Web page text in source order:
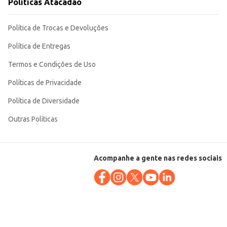
Políticas Atacadão
Política de Trocas e Devoluções
Política de Entregas
Termos e Condições de Uso
Políticas de Privacidade
Política de Diversidade
Outras Políticas
Acompanhe a gente nas redes sociais